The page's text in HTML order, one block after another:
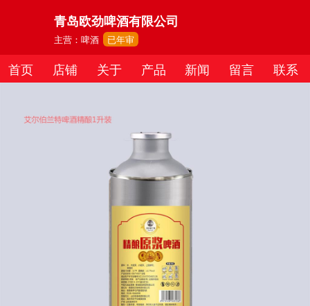
青岛欧劲啤酒有限公司
主营：啤酒 已年审
首页 店铺 关于 产品 新闻 留言 联系